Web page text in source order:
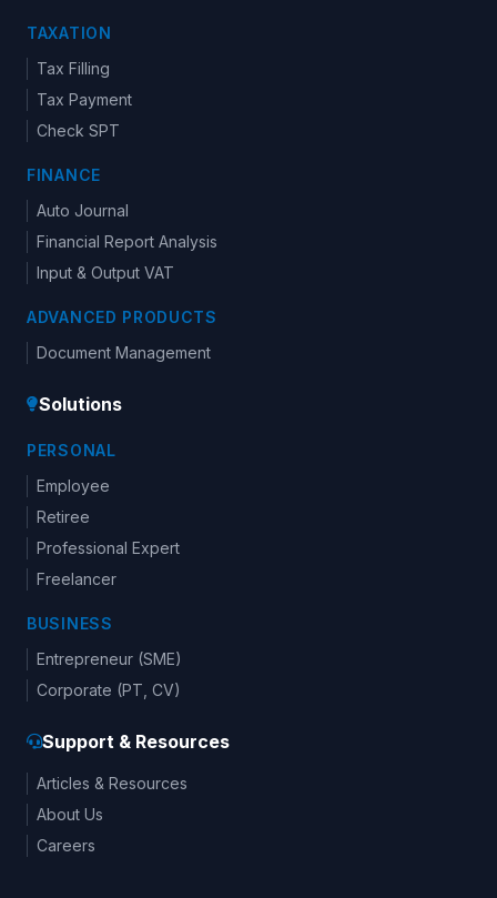
TAXATION
Tax Filling
Tax Payment
Check SPT
FINANCE
Auto Journal
Financial Report Analysis
Input & Output VAT
ADVANCED PRODUCTS
Document Management
Solutions
PERSONAL
Employee
Retiree
Professional Expert
Freelancer
BUSINESS
Entrepreneur (SME)
Corporate (PT, CV)
Support & Resources
Articles & Resources
About Us
Careers